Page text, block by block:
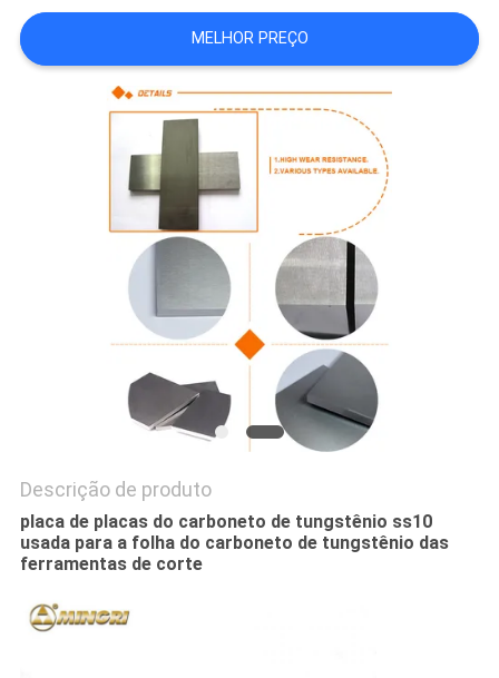
DO
SITE
PRIVACY
MELHOR PREÇO
Descrição de produto
placa de placas do carboneto de tungstênio ss10
usada para a folha do carboneto de tungstênio das
ferramentas de corte